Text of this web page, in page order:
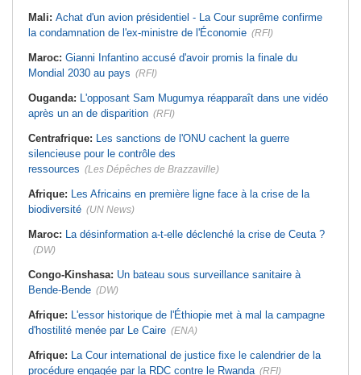
Mali: Achat d'un avion présidentiel - La Cour suprême confirme
la condamnation de l'ex-ministre de l'Économie (RFI)
Maroc: Gianni Infantino accusé d'avoir promis la finale du
Mondial 2030 au pays (RFI)
Ouganda: L'opposant Sam Mugumya réapparaît dans une vidéo
après un an de disparition (RFI)
Centrafrique: Les sanctions de l'ONU cachent la guerre
silencieuse pour le contrôle des
ressources (Les Dépêches de Brazzaville)
Afrique: Les Africains en première ligne face à la crise de la
biodiversité (UN News)
Maroc: La désinformation a-t-elle déclenché la crise de Ceuta ?
(DW)
Congo-Kinshasa: Un bateau sous surveillance sanitaire à
Bende-Bende (DW)
Afrique: L'essor historique de l'Éthiopie met à mal la campagne
d'hostilité menée par Le Caire (ENA)
Afrique: La Cour international de justice fixe le calendrier de la
procédure engagée par la RDC contre le Rwanda (RFI)